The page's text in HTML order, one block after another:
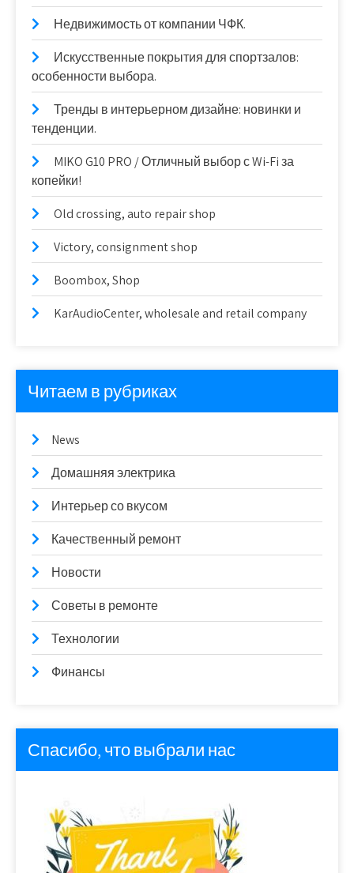
Недвижимость от компании ЧФК.
Искусственные покрытия для спортзалов:
особенности выбора.
Тренды в интерьерном дизайне: новинки и
тенденции.
MIKO G10 PRO / Отличный выбор с Wi-Fi за
копейки!
Old crossing, auto repair shop
Victory, consignment shop
Boombox, Shop
KarAudioCenter, wholesale and retail company
Читаем в рубриках
News
Домашняя электрика
Интерьер со вкусом
Качественный ремонт
Новости
Советы в ремонте
Технологии
Финансы
Спасибо, что выбрали нас